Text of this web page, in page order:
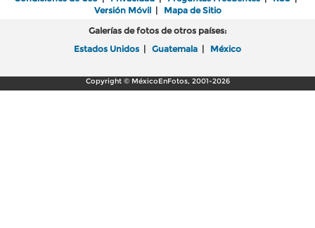
Versión Móvil| Mapa de Sitio
Galerías de fotos de otros países:
Estados Unidos | Guatemala | México
Copyright © MéxicoEnFotos, 2001-2026